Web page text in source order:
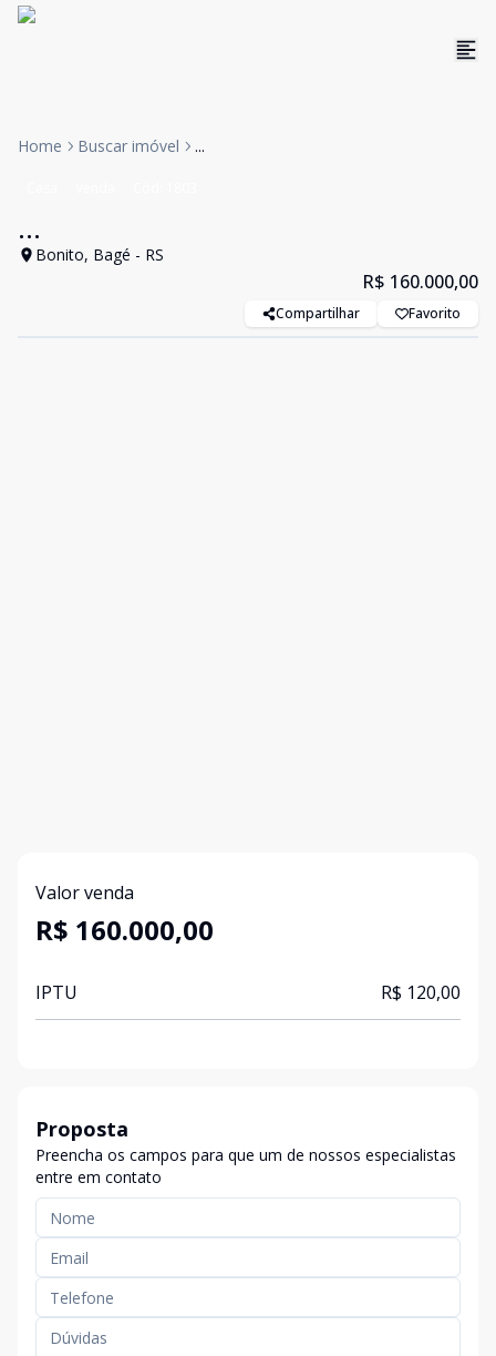
Home Buscar imóvel ...
...
Bonito, Bagé - RS
R$ 160.000,00
Compartilhar Favorito
Valor venda
R$ 160.000,00
IPTU R$ 120,00
Proposta
Preencha os campos para que um de nossos especialistas
entre em contato